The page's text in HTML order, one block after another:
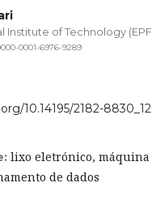
Institute of Technology
0001-6976-9289
10.14195/2182-
lixo eletrónico,
de dados